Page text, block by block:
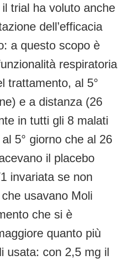
trial ha voluto anche
dell’efficacia
a questo scopo è
respiratoria
trattamento, al 5°
e a distanza (26
in tutti gli 8 malati
5° giorno che al 26
il placebo
invariata se non
usavano Moli
che si è
quanto più
usata: con 2,5 mg il